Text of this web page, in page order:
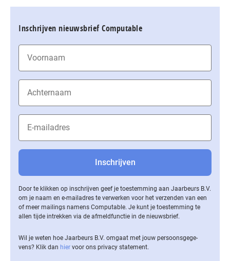
Inschrijven nieuwsbrief Computable
Door te klikken op inschrijven geef je toestemming aan Jaarbeurs B.V.
om je naam en e-mailadres te verwerken voor het verzenden van een
of meer mailings namens Computable. Je kunt je toestemming te
allen tijde intrekken via de af­meld­func­tie in de nieuwsbrief.
Wil je weten hoe Jaarbeurs B.V. omgaat met jouw per­soons­ge­ge­
vens? Klik dan hier voor ons privacy statement.